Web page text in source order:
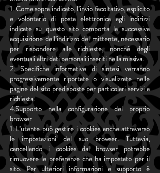
1. Come sopra indicato, l’invio facoltativo, esplicito
e volontario di posta elettronica agli indirizzi
indicate su questo sito comporta la successiva
acquisizione dell’indirizzo del mittente, necessario
per rispondere alle richieste, nonché degli
eventuali altri dati personali inseriti nella missiva.
2. Specifiche informative di sintesi verranno
progressivamente riportate o visualizzate nelle
pagine del sito predisposte per particolari servizi a
richiesta.
4.Supporto nella configurazione del proprio
browser
1. L’utente può gestire i cookies anche attraverso
le impostazioni del suo browser. Tuttavia,
cancellando i cookies dal browser potrebbe
rimuovere le preferenze che ha impostato per il
sito. Per ulteriori informazioni e supporto è